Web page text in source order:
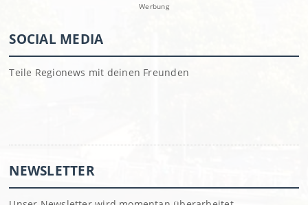
Werbung
SOCIAL MEDIA
Teile Regionews mit deinen Freunden
NEWSLETTER